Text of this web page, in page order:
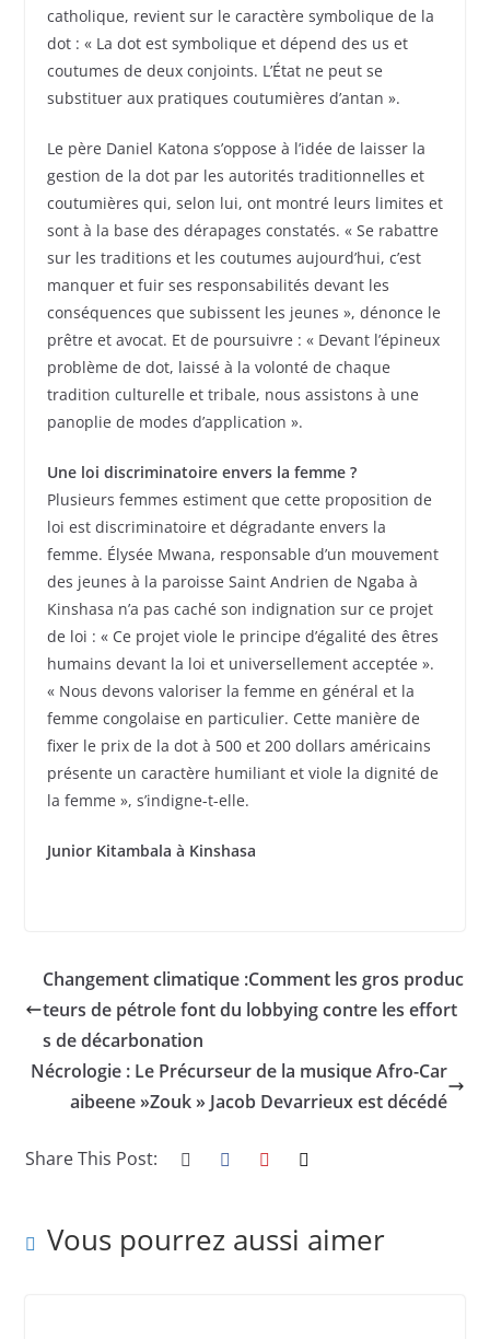
catholique, revient sur le caractère symbolique de la
dot : « La dot est symbolique et dépend des us et
coutumes de deux conjoints. L’État ne peut se
substituer aux pratiques coutumières d’antan ».
Le père Daniel Katona s’oppose à l’idée de laisser la
gestion de la dot par les autorités traditionnelles et
coutumières qui, selon lui, ont montré leurs limites et
sont à la base des dérapages constatés. « Se rabattre
sur les traditions et les coutumes aujourd’hui, c’est
manquer et fuir ses responsabilités devant les
conséquences que subissent les jeunes », dénonce le
prêtre et avocat. Et de poursuivre : « Devant l’épineux
problème de dot, laissé à la volonté de chaque
tradition culturelle et tribale, nous assistons à une
panoplie de modes d’application ».
Une loi discriminatoire envers la femme ?
Plusieurs femmes estiment que cette proposition de
loi est discriminatoire et dégradante envers la
femme. Élysée Mwana, responsable d’un mouvement
des jeunes à la paroisse Saint Andrien de Ngaba à
Kinshasa n’a pas caché son indignation sur ce projet
de loi : « Ce projet viole le principe d’égalité des êtres
humains devant la loi et universellement acceptée ».
« Nous devons valoriser la femme en général et la
femme congolaise en particulier. Cette manière de
fixer le prix de la dot à 500 et 200 dollars américains
présente un caractère humiliant et viole la dignité de
la femme », s’indigne-t-elle.
Junior Kitambala à Kinshasa
Changement climatique :Comment les gros produc
teurs de pétrole font du lobbying contre les effort
s de décarbonation
Nécrologie : Le Précurseur de la musique Afro-Car
aibeene »Zouk » Jacob Devarrieux est décédé
Share This Post:
Vous pourrez aussi aimer